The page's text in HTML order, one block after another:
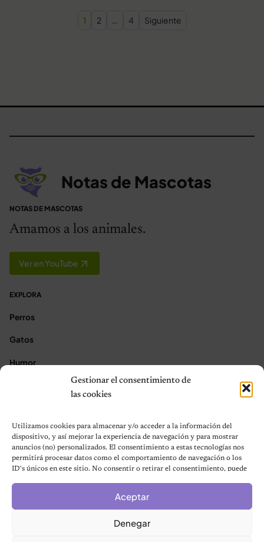
Gestionar el consentimiento de
las cookies
Utilizamos cookies para almacenar y/o acceder a la información del
dispositivo, y así mejorar la experiencia de navegación y para mostrar
anuncios (no) personalizados. El consentimiento a estas tecnologías nos
permitirá procesar datos como el comportamiento de navegación o los
ID's únicos en este sitio. No consentir o retirar el consentimiento, puede
Aceptar
Denegar
Paginación de entradas
1 2 … 4 Siguiente
Notas de Mascotas
NOTAS DE MASCOTAS
Amamos a los animales.
Ver en YouTube
EXPLORA
Perros
Gatos
Humor
Contacto
★ Asóciate con Nosotros ★
Política de Privacidad